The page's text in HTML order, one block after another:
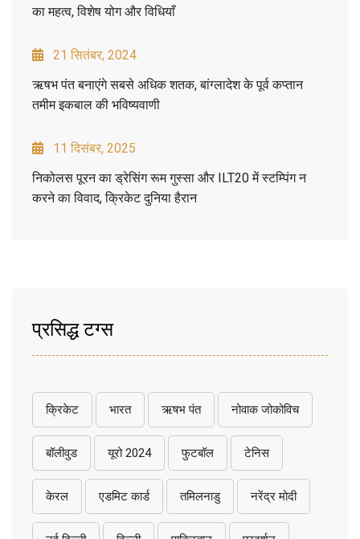
का महत्व, विशेष योग और विधियाँ
21 सितंबर, 2024
ऋषभ पंत बनाएंगे सबसे अधिक शतक, बांग्लादेश के पूर्व कप्तान
तमीम इकबाल की भविष्यवाणी
11 दिसंबर, 2025
निकोलस पूरन का ड्रेसिंग रूम गुस्सा और ILT20 में स्टम्पिंग न
करने का विवाद, क्रिकेट दुनिया हैरान
प्रसिद्ध टग्स
क्रिकेट भारत ऋषभ पंत नोवाक जोकोविच
बॉलीवुड यूरो 2024 फुटबॉल टेनिस
केरल एडमिट कार्ड तमिलनाडु नरेंद्र मोदी